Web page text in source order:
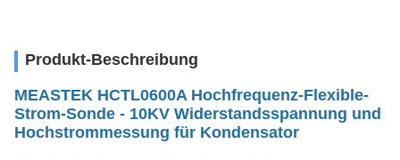
Produkt-Beschreibung
MEASTEK HCTL0600A Hochfrequenz-Flexible-
Strom-Sonde - 10KV Widerstandsspannung und
Hochstrommessung für Kondensator